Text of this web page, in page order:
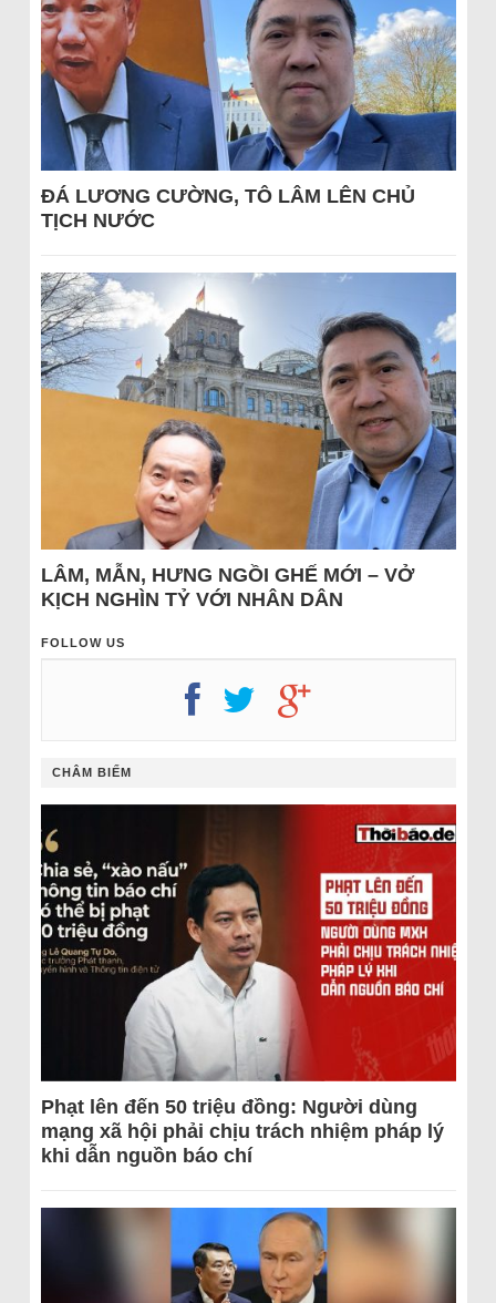
ĐÁ LƯƠNG CƯỜNG, TÔ LÂM LÊN CHỦ
TỊCH NƯỚC
LÂM, MẪN, HƯNG NGỒI GHẾ MỚI – VỞ
KỊCH NGHÌN TỶ VỚI NHÂN DÂN
FOLLOW US
CHÂM BIẾM
Phạt lên đến 50 triệu đồng: Người dùng
mạng xã hội phải chịu trách nhiệm pháp lý
khi dẫn nguồn báo chí